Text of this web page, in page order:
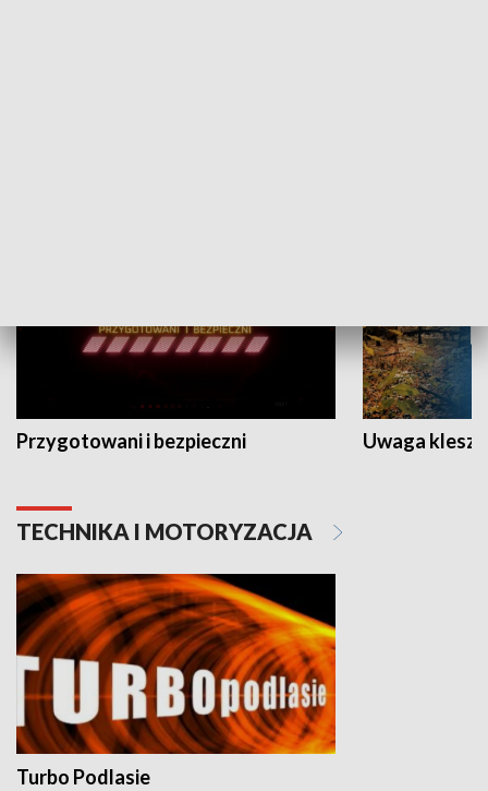
Przygotowani i bezpieczni Uwaga
TECHNIKA I MOTORYZACJA
Turbo Podlasie